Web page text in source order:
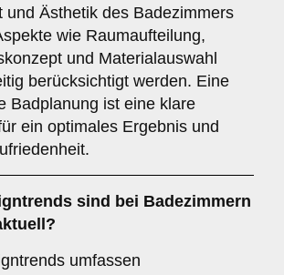
und Ästhetik des Badezimmers
wie Raumaufteilung,
und Materialauswahl
berücksichtigt werden. Eine
Badplanung ist eine klare
ein optimales Ergebnis und
sind bei Badezimmern
umfassen